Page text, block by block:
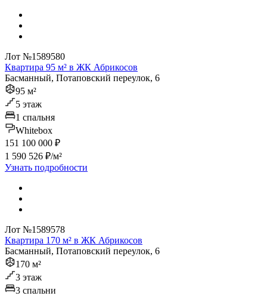
Лот №1589580
Квартира 95 м² в ЖК Абрикосов
Басманный, Потаповский переулок, 6
95 м²
5 этаж
1 спальня
Whitebox
151 100 000 ₽
1 590 526 ₽/м²
Узнать подробности
Лот №1589578
Квартира 170 м² в ЖК Абрикосов
Басманный, Потаповский переулок, 6
170 м²
3 этаж
3 спальни